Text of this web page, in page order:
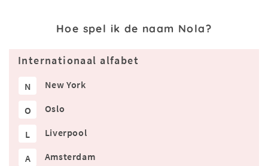
Hoe spel ik de naam Nola?
Internationaal alfabet
N New York
O Oslo
L Liverpool
A Amsterdam